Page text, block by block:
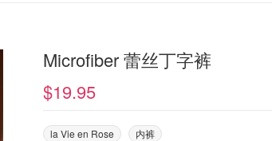
Microfiber 蕾丝丁字裤
$19.95
la Vie en Rose 内裤